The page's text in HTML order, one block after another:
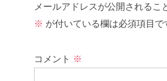
メールアドレスが公開されるこ
※ が付いている欄は必須項目で
コメント ※